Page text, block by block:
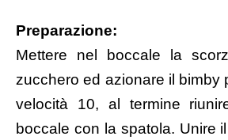
Preparazione:
Mettere nel boccale la
zucchero ed azionare il bimby
velocità 10, al termine
boccale con la spatola. Unire